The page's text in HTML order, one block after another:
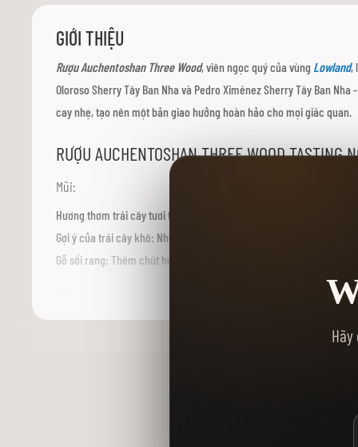
hình
ảnh
GIỚI THIỆU
Rượu Auchentoshan Three Wood, viên ngọc quý của vùng Lowland,
Oloroso Sherry Tây Ban Nha và Pedro Ximénez Sherry Tây Ban Nha -
cay nhẹ, tạo nên một bản giao hưởng hoàn hảo cho mọi giác quan.
RƯỢU AUCHENTOSHAN THREE WOOD TASTING
Mũi:
Hương thơm trái cây tươi tắn: Nổi bật là hương cam, chanh, táo
Gợi ý của trái cây khô: Nho khô, mận khô và mơ, mang đến chiều
Gỗ sồi rang: Thêm chút hương vani, sô cô la đen và gia vị ấm áp, tạo
Khởi đầu mượt mà: Vị trái cây tươi tắn bùng nổ trên vòm miệng,
Phát triển tinh tế: Hương vị dần dần chuyển biến, hé lộ sự ngọt
CÁC ĐIỂM ĐỘC ĐÁO CỦA RƯỢU
Quy trình chưng cất ba lần: Đây là điểm đặc trưng của